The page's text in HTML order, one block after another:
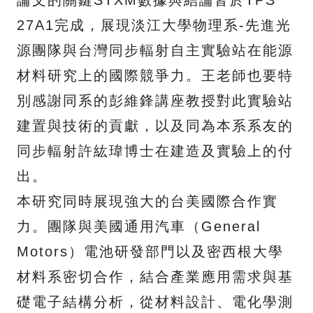
27A1完成，展現淡江大學物理系-先進光
源團隊與台灣同步輻射自主實驗站在能源
材料研究上的國際競爭力。王老師也要特
別感謝同系的彭維鋒講座教授對此實驗站
建置與技術的貢獻，以及同為本系系友的
同步輻射許紘瑋博士在建造及實驗上的付
出。
本研究同時展現強大的台美國際合作實
力。團隊與美國通用汽車（General
Motors）電池研發部門以及密西根大學
材料系密切合作，結合產業應用需求與基
礎電子結構分析，從材料設計、電化學測